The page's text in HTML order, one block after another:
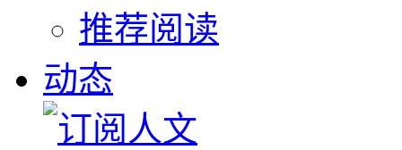
推荐阅读
动态